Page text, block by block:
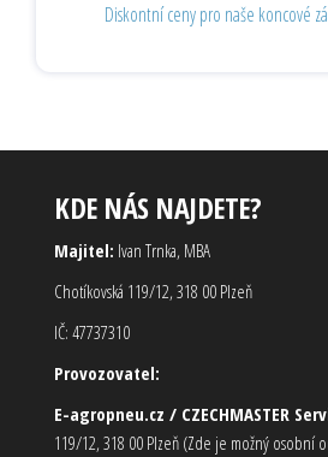
Diskontní ceny pro naše koncové
KDE NÁS NAJDETE?
Majitel: Ivan Trnka, MBA
Chotíkovská 119/12, 318 00 Plzeň
IČ: 47737310
Provozovatel:
E-agropneu.cz / CZECHMASTER
119/12, 318 00 Plzeň (Zde je možný osobní